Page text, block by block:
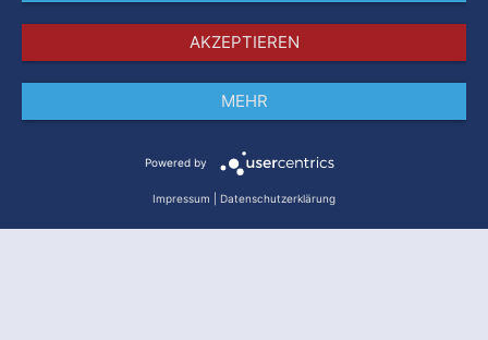
Datenschutz
AKZEPTIEREN
MEHR
Powered by
Impressum Datenschutzerklärung